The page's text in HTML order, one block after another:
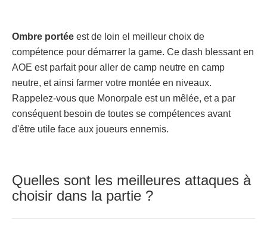
Ombre portée est de loin el meilleur choix de
compétence pour démarrer la game. Ce dash blessant en
AOE est parfait pour aller de camp neutre en camp
neutre, et ainsi farmer votre montée en niveaux.
Rappelez-vous que Monorpale est un mêlée, et a par
conséquent besoin de toutes se compétences avant
d'être utile face aux joueurs ennemis.
Quelles sont les meilleures attaques à
choisir dans la partie ?